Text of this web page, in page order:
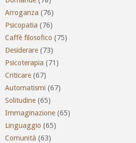
Arroganza (76)
Psicopatia (76)
Caffè filosofico (75)
Desiderare (73)
Psicoterapia (71)
Criticare (67)
Automatismi (67)
Solitudine (65)
Immaginazione (65)
Linguaggio (65)
Comunità (63)